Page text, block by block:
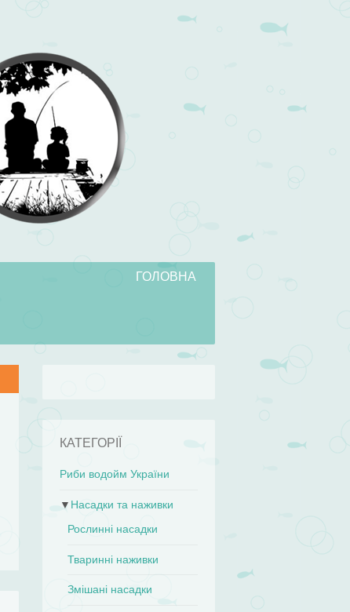
ГОЛОВНА
КАТЕГОРІЇ
Риби водойм України
▼ Насадки та наживки
Рослинні насадки
Тваринні наживки
Змішані насадки